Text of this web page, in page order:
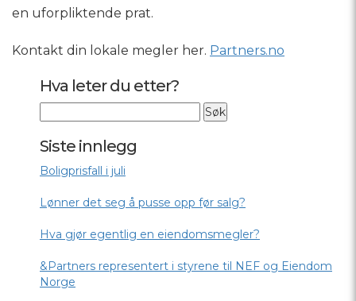
en uforpliktende prat.
Kontakt din lokale megler her. Partners.no
Hva leter du etter?
Siste innlegg
Boligprisfall i juli
Lønner det seg å pusse opp før salg?
Hva gjør egentlig en eiendomsmegler?
&Partners representert i styrene til NEF og Eiendom
Norge